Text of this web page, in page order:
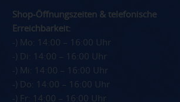
Shop-Öffnungszeiten & telefonische
Erreichbarkeit:
-) Mo: 14:00 – 16:00 Uhr
-) Di: 14:00 – 16:00 Uhr
-) Mi: 14:00 – 16:00 Uhr
-) Do: 14:00 – 16:00 Uhr
-) Fr: 14:00 – 16:00 Uhr